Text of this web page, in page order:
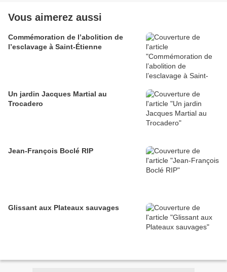
Vous aimerez aussi
Commémoration de l’abolition de
l’esclavage à Saint-Étienne
Un jardin Jacques Martial au
Trocadero
Jean-François Boclé RIP
Glissant aux Plateaux sauvages